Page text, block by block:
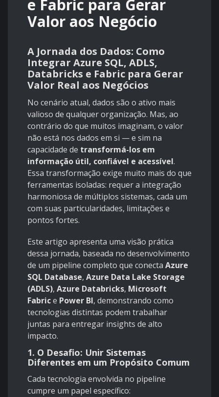
e Fabric para Gerar
Valor aos Negócio
A Jornada dos Dados: Como
Integrar Azure SQL, ADLS,
Databricks e Fabric para Gerar
Valor Real aos Negócios
No cenário atual, dados são o ativo mais
valioso de qualquer organização. Mas, ao
contrário do que muitos imaginam, o valor
não está nos dados em si — e sim na
capacidade de transformá-los em
informação útil, confiável e acessível.
Essa transformação exige muito mais do que
ferramentas isoladas: requer a integração
harmoniosa de múltiplos sistemas, cada um
com suas particularidades, limitações e
pontos fortes.
Este artigo apresenta uma visão prática
dessa jornada, baseada no desenvolvimento
de um pipeline completo que conecta Azure
SQL Database, Azure Data Lake Storage
(ADLS), Azure Databricks, Microsoft
Fabrice Power BI, demonstrando como
tecnologias distintas podem trabalhar
juntas para entregar insights de alto
impacto.
1. O Desafio: Unir Sistemas
Diferentes em um Propósito Comum
Cada tecnologia envolvida no pipeline
cumpre um papel específico: